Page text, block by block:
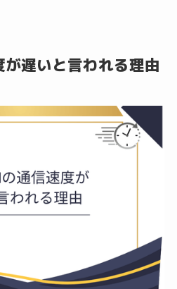
遅いと言われる理由